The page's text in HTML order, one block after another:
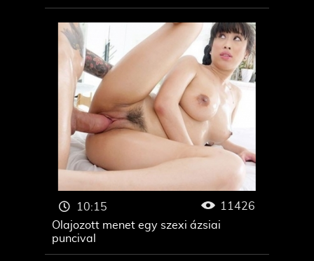
Olajozott menet egy szexi ázsiai
puncival
10:15 11426